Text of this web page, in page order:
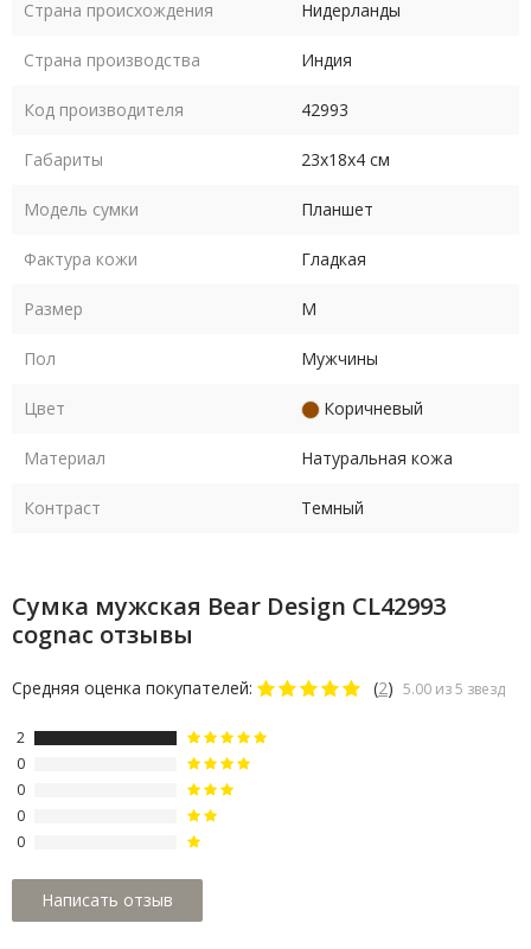
Страна происхождения Нидерланды
Страна производства Индия
Код производителя 42993
Габариты 23х18х4 см
Модель сумки Планшет
Фактура кожи Гладкая
Размер M
Пол Мужчины
Цвет Коричневый
Материал Натуральная кожа
Контраст Темный
Сумка мужская Bear Design CL42993
cognac отзывы
Средняя оценка покупателей: (2) 5.00 из 5 звезд
2
0
0
0
0